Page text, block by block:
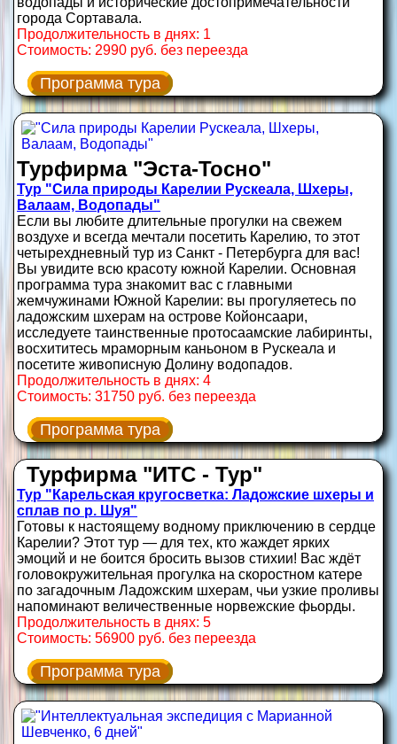
города Сортавала.
Продолжительность в днях: 1
Стоимость: 2990 руб. без переезда
Программа тура
Турфирма "Эста-Тосно"
Тур "Сила природы Карелии Рускеала, Шхеры,
Валаам, Водопады"
Если вы любите длительные прогулки на свежем
воздухе и всегда мечтали посетить Карелию, то этот
четырехдневный тур из Санкт - Петербурга для вас!
Вы увидите всю красоту южной Карелии. Основная
программа тура знакомит вас с главными
жемчужинами Южной Карелии: вы прогуляетесь по
ладожским шхерам на острове Койонсаари,
исследуете таинственные протосаамские лабиринты,
восхититесь мраморным каньоном в Рускеала и
посетите живописную Долину водопадов.
Продолжительность в днях: 4
Стоимость: 31750 руб. без переезда
Программа тура
Турфирма "ИТС - Тур"
Тур "Карельская кругосветка: Ладожские шхеры и
сплав по р. Шуя"
Готовы к настоящему водному приключению в сердце
Карелии? Этот тур — для тех, кто жаждет ярких
эмоций и не боится бросить вызов стихии! Вас ждёт
головокружительная прогулка на скоростном катере
по загадочным Ладожским шхерам, чьи узкие проливы
напоминают величественные норвежские фьорды.
Продолжительность в днях: 5
Стоимость: 56900 руб. без переезда
Программа тура